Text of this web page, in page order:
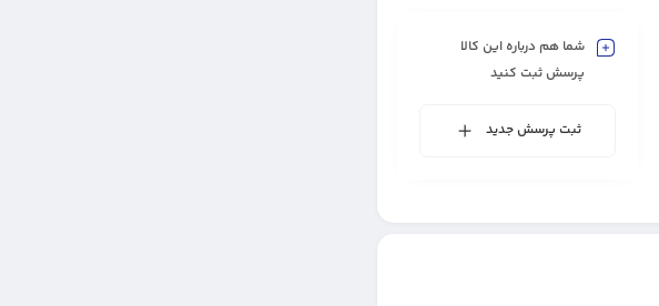
شما هم درباره این کالا
پرسش ثبت کنید
ثبت پرسش جدید